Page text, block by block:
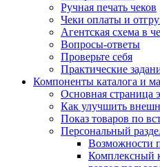
Ручная печать чеков
Чеки оплаты и
Агентская схема в
Вопросы-ответы
Проверьте себя
Практические
Компоненты каталога и
Основная страница
Как улучшить
Показ товаров по
Персональный
Возможности
Комплексный